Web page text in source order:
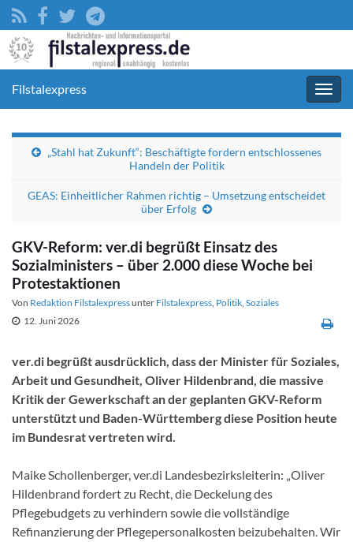
Filstalexpress
„Stahl hat Zukunft“: Beschäftigte fordern entschlossenes
Handeln der Politik
GEAS: Einheitlicher Rahmen richtig – Umsetzung entscheidet
über Erfolg
GKV-Reform: ver.di begrüßt Einsatz des
Sozialministers – über 2.000 diese Woche bei
Protestaktionen
Von Redaktion Filstalexpressunter Filstalexpress, Politik, Soziales
12. Juni 2026
ver.di begrüßt ausdrücklich, dass der Minister für Soziales,
Arbeit und Gesundheit, Oliver Hildenbrand, die massive
Kritik der Gewerkschaft an der geplanten GKV-Reform
unterstützt und Baden-Württemberg diese Position heute
im Bundesrat vertreten wird.
Maike Schollenberger, ver.di Landesbezirksleiterin: „Oliver
Hildenbrand fordert zu Recht, die Deckelung des
Pflegebudgets zu verhindern sowie die vollständige
Refinanzierung der Pflegepersonalkosten beizubehalten. Wir